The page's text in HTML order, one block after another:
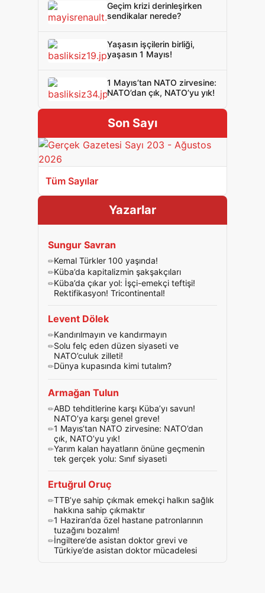
Geçim krizi derinleşirken
sendikalar nerede?
Yaşasın işçilerin birliği,
yaşasın 1 Mayıs!
1 Mayıs’tan NATO zirvesine:
NATO’dan çık, NATO’yu yık!
Son Sayı
Tüm Sayılar
Yazarlar
Sungur Savran
Kemal Türkler 100 yaşında!
Küba’da kapitalizmin şakşakçıları
Küba’da çıkar yol: İşçi-emekçi teftişi!
Rektifikasyon! Tricontinental!
Levent Dölek
Kandırılmayın ve kandırmayın
Solu felç eden düzen siyaseti ve
NATO’culuk zilleti!
Dünya kupasında kimi tutalım?
Armağan Tulun
ABD tehditlerine karşı Küba’yı savun!
NATO’ya karşı genel greve!
1 Mayıs’tan NATO zirvesine: NATO’dan
çık, NATO’yu yık!
Yarım kalan hayatların önüne geçmenin
tek gerçek yolu: Sınıf siyaseti
Ertuğrul Oruç
TTB’ye sahip çıkmak emekçi halkın sağlık
hakkına sahip çıkmaktır
1 Haziran’da özel hastane patronlarının
tuzağını bozalım!
İngiltere’de asistan doktor grevi ve
Türkiye’de asistan doktor mücadelesi